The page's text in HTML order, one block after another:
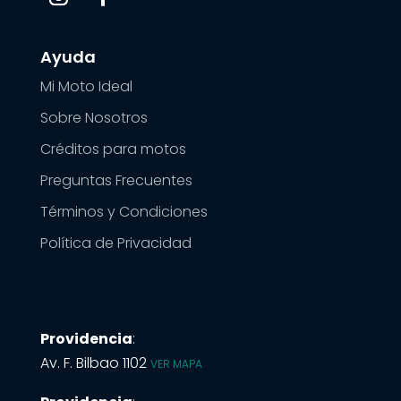
Ayuda
Mi Moto Ideal
Sobre Nosotros
Créditos para motos
Preguntas Frecuentes
Términos y Condiciones
Política de Privacidad
Providencia:
Av. F. Bilbao 1102 VER MAPA